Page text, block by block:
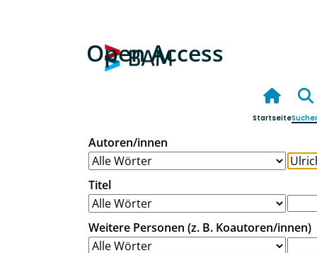
Open Access
Startseite
Autoren/innen
Titel
Weitere Personen (z. B. Koautoren/innen)